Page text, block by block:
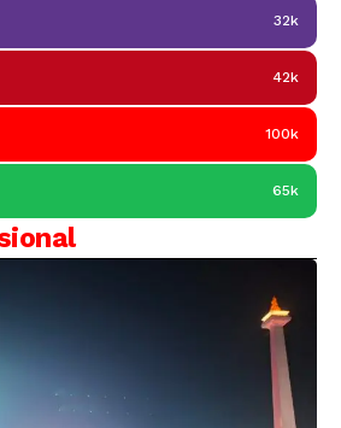
32k
42k
100k
65k